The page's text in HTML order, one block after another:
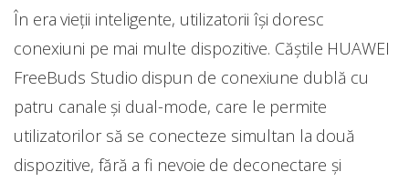
În era vieții inteligente, utilizatorii își doresc
conexiuni pe mai multe dispozitive. Căștile HUAWEI
FreeBuds Studio dispun de conexiune dublă cu
patru canale și dual-mode, care le permite
utilizatorilor să se conecteze simultan la două
dispozitive, fără a fi nevoie de deconectare și